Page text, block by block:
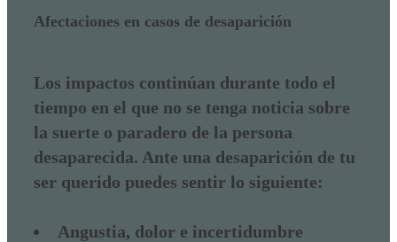
Afectaciones en casos de desaparición
Los impactos continúan durante todo el
tiempo en el que no se tenga noticia sobre
la suerte o paradero de la persona
desaparecida. Ante una desaparición de tu
ser querido puedes sentir lo siguiente:
Angustia, dolor e incertidumbre